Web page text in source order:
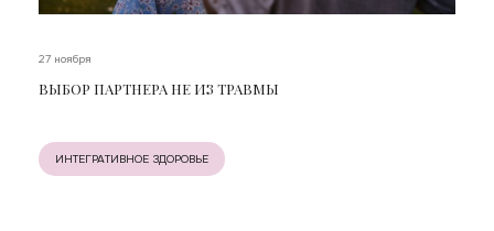
27 ноября
ВЫБОР ПАРТНЕРА НЕ ИЗ ТРАВМЫ
ИНТЕГРАТИВНОЕ ЗДОРОВЬЕ